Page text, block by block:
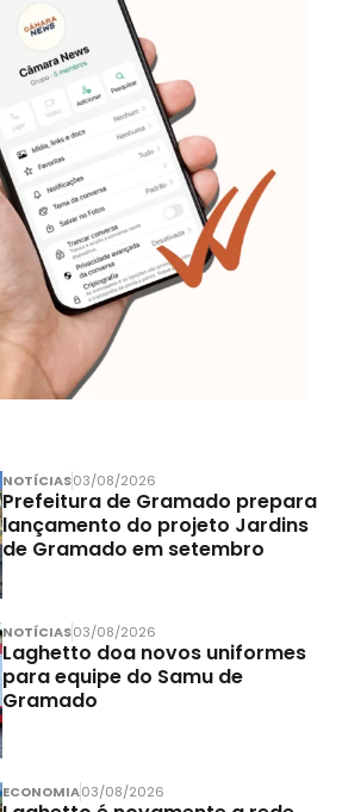
NOTÍCIAS03/08/2026
Prefeitura de Gramado prepara
lançamento do projeto Jardins
de Gramado em setembro
NOTÍCIAS03/08/2026
Laghetto doa novos uniformes
para equipe do Samu de
Gramado
ECONOMIA03/08/2026